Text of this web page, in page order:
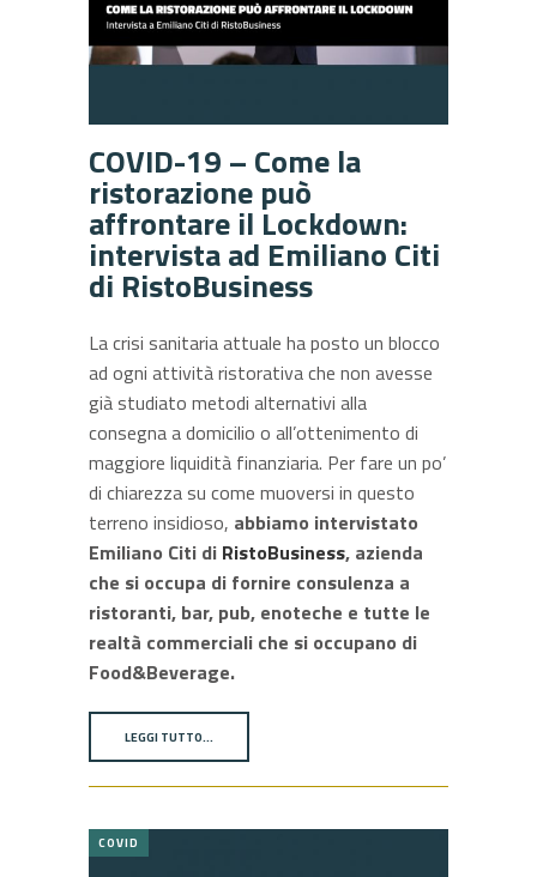
COVID-19 – Come la
ristorazione può
affrontare il Lockdown:
intervista ad Emiliano Citi
di RistoBusiness
La crisi sanitaria attuale ha posto un blocco
ad ogni attività ristorativa che non avesse
già studiato metodi alternativi alla
consegna a domicilio o all’ottenimento di
maggiore liquidità finanziaria. Per fare un po’
di chiarezza su come muoversi in questo
terreno insidioso, abbiamo intervistato
Emiliano Citi di RistoBusiness, azienda
che si occupa di fornire consulenza a
ristoranti, bar, pub, enoteche e tutte le
realtà commerciali che si occupano di
Food&Beverage.
LEGGI TUTTO…
COVID